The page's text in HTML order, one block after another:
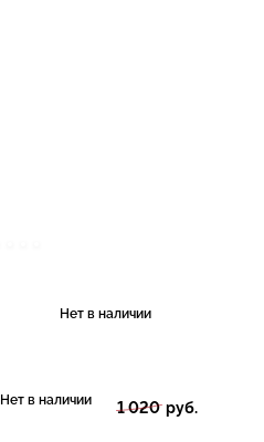
Нет в наличии
Нет в наличии 1 020 руб.